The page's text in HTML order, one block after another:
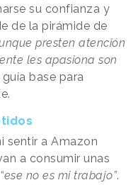
su confianza y
de la pirámide de
presten atención
les apasiona son
base para
sentir a Amazon
a consumir unas
“ese no es mi trabajo”.